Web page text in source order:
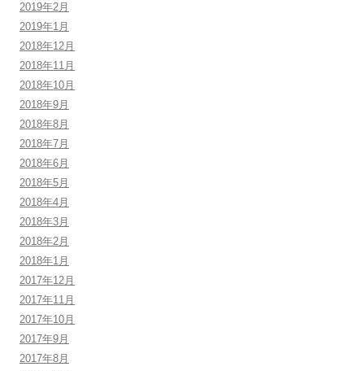
2019年2月
2019年1月
2018年12月
2018年11月
2018年10月
2018年9月
2018年8月
2018年7月
2018年6月
2018年5月
2018年4月
2018年3月
2018年2月
2018年1月
2017年12月
2017年11月
2017年10月
2017年9月
2017年8月